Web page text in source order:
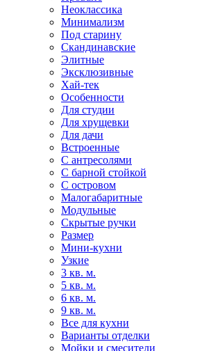
Неоклассика
Минимализм
Под старину
Скандинавские
Элитные
Эксклюзивные
Хай-тек
Особенности
Для студии
Для хрущевки
Для дачи
Встроенные
С антресолями
С барной стойкой
С островом
Малогабаритные
Модульные
Скрытые ручки
Размер
Мини-кухни
Узкие
3 кв. м.
5 кв. м.
6 кв. м.
9 кв. м.
Все для кухни
Варианты отделки
Мойки и смесители